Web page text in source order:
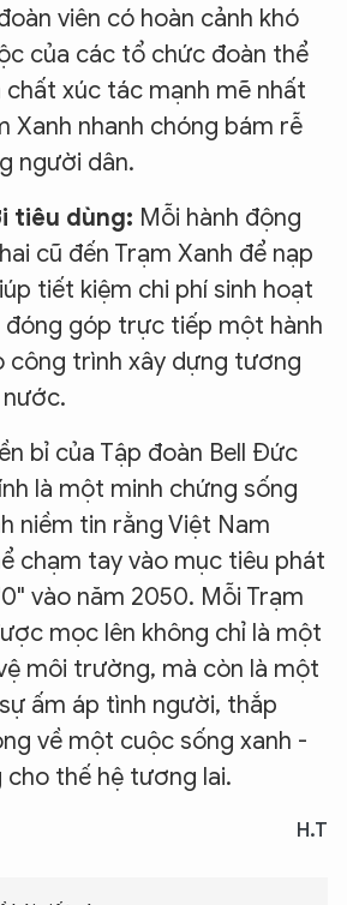
viên có hoàn cảnh khó
của các tổ chức đoàn thể
chất xúc tác mạnh mẽ nhất
Xanh nhanh chóng bám rễ
người dân.
tiêu dùng: Mỗi hành động
cũ đến Trạm Xanh để nạp
tiết kiệm chi phí sinh hoạt
đóng góp trực tiếp một hành
công trình xây dựng tương
bỉ của Tập đoàn Bell Đức
là một minh chứng sống
niềm tin rằng Việt Nam
chạm tay vào mục tiêu phát
vào năm 2050. Mỗi Trạm
mọc lên không chỉ là một
môi trường, mà còn là một
ấm áp tình người, thắp
về một cuộc sống xanh -
cho thế hệ tương lai.
H.T